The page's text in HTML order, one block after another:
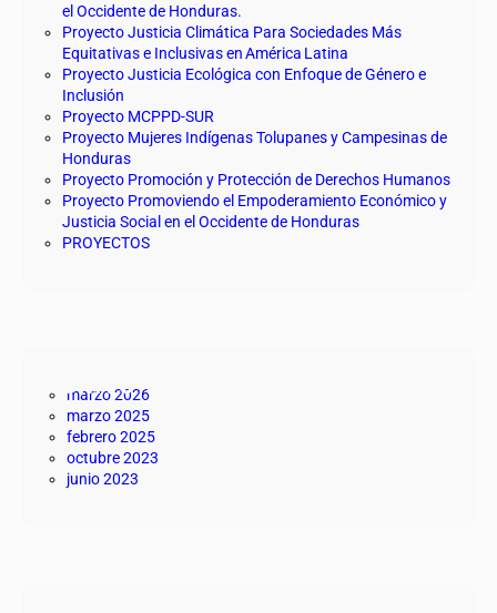
el Occidente de Honduras.
Proyecto Justicia Climática Para Sociedades Más
Equitativas e Inclusivas en América Latina
Proyecto Justicia Ecológica con Enfoque de Género e
Inclusión
Proyecto MCPPD-SUR
Proyecto Mujeres Indígenas Tolupanes y Campesinas de
Honduras
Proyecto Promoción y Protección de Derechos Humanos
Proyecto Promoviendo el Empoderamiento Económico y
Justicia Social en el Occidente de Honduras
PROYECTOS
Archivo
marzo 2026
marzo 2025
febrero 2025
octubre 2023
junio 2023